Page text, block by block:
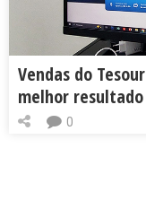
Vendas do
melhor
0